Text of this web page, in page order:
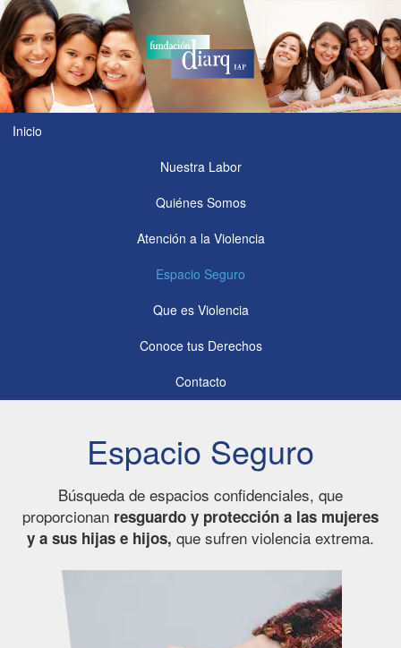
Inicio
Nuestra Labor
Quiénes Somos
Atención a la Violencia
Espacio Seguro
Que es Violencia
Conoce tus Derechos
Contacto
Espacio Seguro
Búsqueda de espacios confidenciales, que
proporcionan resguardo y protección a las mujeres
y a sus hijas e hijos, que sufren violencia extrema.